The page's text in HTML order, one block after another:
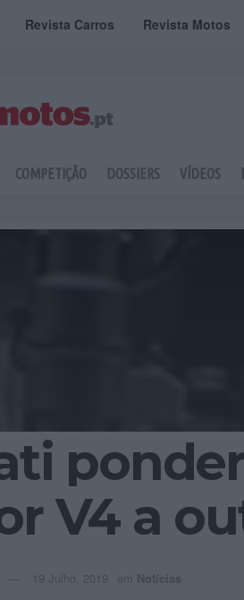
Revista Carros Revista Motos
COMPETIÇÃO DOSSIERS VÍDEOS
V4 a
19 Julho, 2019 em Notícias